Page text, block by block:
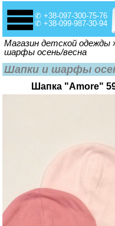
✆ +38-097-300-75-76
✆ +38-099-987-30-94
Вы здесь
Магазин детской одежды
шарфы осень/весна
Шапки и шарфы
Шапка "Amore"